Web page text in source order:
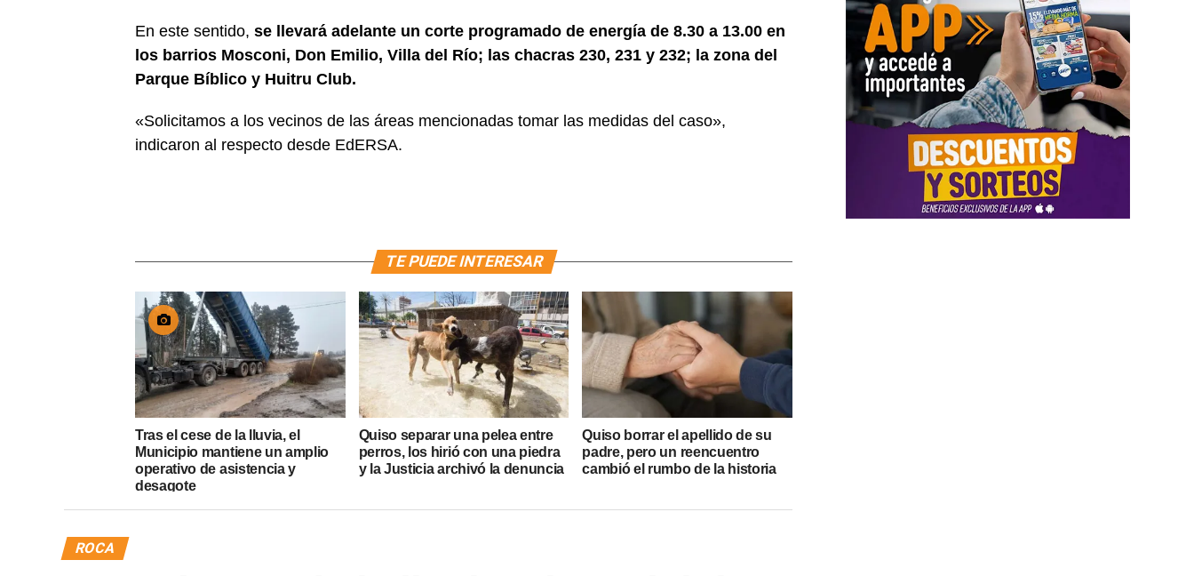
En este sentido, se llevará adelante un corte programado de energía de 8.30 a 13.00 en
los barrios Mosconi, Don Emilio, Villa del Río; las chacras 230, 231 y 232; la zona del
Parque Bíblico y Huitru Club.
«Solicitamos a los vecinos de las áreas mencionadas tomar las medidas del caso»,
indicaron al respecto desde EdERSA.
TE PUEDE INTERESAR
Tras el cese de la lluvia, el
Municipio mantiene un amplio
operativo de asistencia y
desagote
Quiso separar una pelea entre
perros, los hirió con una piedra
y la Justicia archivó la denuncia
Quiso borrar el apellido de su
padre, pero un reencuentro
cambió el rumbo de la historia
ROCA